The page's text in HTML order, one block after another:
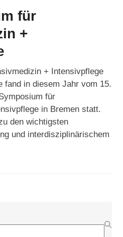
für
+
+ Intensivpflege
fand in diesem Jahr vom 15.
für
in Bremen statt.
den wichtigsten
und interdisziplinärischem